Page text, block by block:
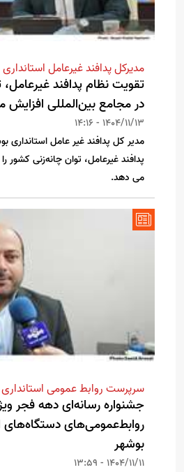
مدیرکل پدافند غیرعامل
تقویت نظام پدافند غیرعامل،
در مجامع بین‌المللی
1404/11/13 - 14:16
مدیر کل پدافند غیر عامل
پدافند غیرعامل، توان چانه‌زنی کشور
می دهد.
سرپرست روابط عمومی استانداری
جشنواره رسانه‌ای دهه فجر
روابط‌عمومی‌های دستگاه‌های
بوشهر
1404/11/11 - 13:59